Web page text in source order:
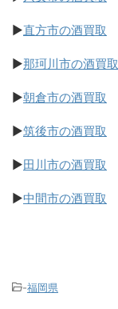
▶直方市の酒買取
▶那珂川市の酒買取
▶朝倉市の酒買取
▶筑後市の酒買取
▶田川市の酒買取
▶中間市の酒買取
-福岡県